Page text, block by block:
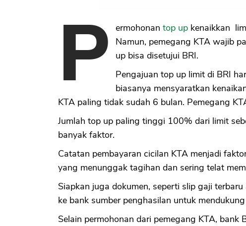
P ermohonan top up kenaikkan
Namun, pemegang KTA wajib
up bisa disetujui BRI.
Pengajuan top up limit di BRI
biasanya mensyaratkan
KTA paling tidak sudah 6 bulan. Pemegang
Jumlah top up paling tinggi 100% dari limit
banyak faktor.
Catatan pembayaran cicilan KTA menjadi
yang menunggak tagihan dan sering telat
Siapkan juga dokumen, seperti slip gaji
ke bank sumber penghasilan untuk
Selain permohonan dari pemegang KTA, bank